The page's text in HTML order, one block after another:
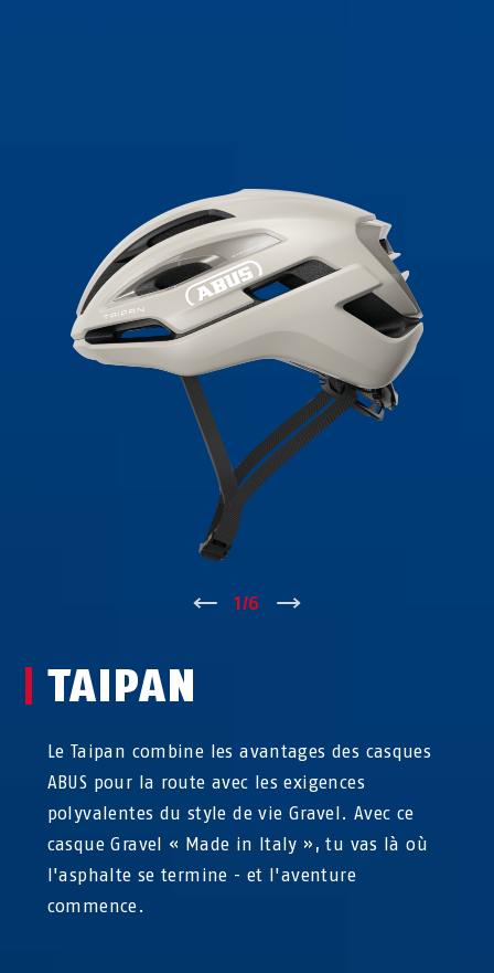
1/6
TAIPAN
Le Taipan combine les avantages des casques
ABUS pour la route avec les exigences
polyvalentes du style de vie Gravel. Avec ce
casque Gravel « Made in Italy », tu vas là où
l'asphalte se termine - et l'aventure
commence.